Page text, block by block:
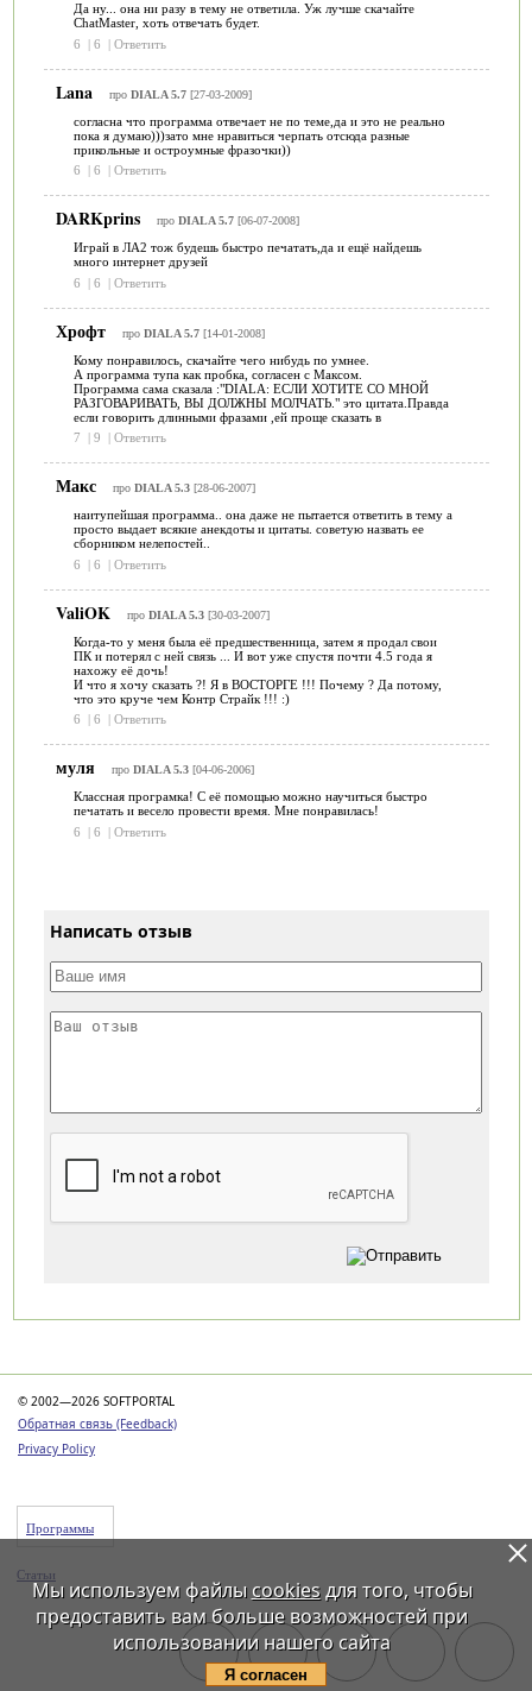
Да ну... она ни разу в тему не ответила. Уж лучше скачайте
ChatMaster, хоть отвечать будет.
6
| 6 | Ответить
Lana про DIALA 5.7[27-03-2009]
согласна что программа отвечает не по теме,да и это не реально
пока я думаю)))зато мне нравиться черпать отсюда разные
прикольные и остроумные фразочки))
6
| 6 | Ответить
DARKprins про DIALA 5.7[06-07-2008]
Играй в ЛА2 тож будешь быстро печатать,да и ещё найдешь
много интернет друзей
6
| 6 | Ответить
Хрофт про DIALA 5.7[14-01-2008]
Кому понравилось, скачайте чего нибудь по умнее.
А программа тупа как пробка, согласен с Максом.
Программа сама сказала :"DIALA: ЕСЛИ ХОТИТЕ СО МНОЙ
РАЗГОВАРИВАТЬ, ВЫ ДОЛЖНЫ МОЛЧАТЬ." это цитата.Правда
если говорить длинными фразами ,ей проще сказать в
7
| 9 | Ответить
Макс про DIALA 5.3[28-06-2007]
наитупейшая программа.. она даже не пытается ответить в тему а
просто выдает всякие анекдоты и цитаты. советую назвать ее
сборником нелепостей..
6
| 6 | Ответить
ValiOK про DIALA 5.3[30-03-2007]
Когда-то у меня была её предшественница, затем я продал свои
ПК и потерял с ней связь ... И вот уже спустя почти 4.5 года я
нахожу её дочь!
И что я хочу сказать ?! Я в ВОСТОРГЕ !!! Почему ? Да потому,
что это круче чем Контр Страйк !!! :)
6
| 6 | Ответить
муля про DIALA 5.3[04-06-2006]
Классная програмка! С её помощью можно научиться быстро
печатать и весело провести время. Мне понравилась!
6
| 6 | Ответить
Написать отзыв
© 2002—2026 SOFTPORTAL
Обратная связь (Feedback)
Privacy Policy
Программы
Статьи
Мы используем файлы cookiesдля того, чтобы
предоставить вам больше возможностей при
использовании нашего сайта